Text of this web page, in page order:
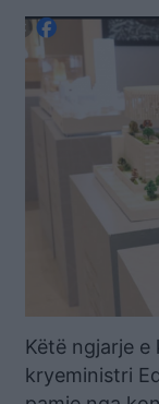
Këtë ngjarje e
kryeministri